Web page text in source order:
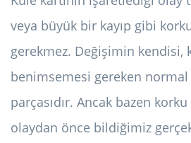
veya büyük bir kayıp gibi
gerekmez. Değişimin kendisi,
benimsemesi gereken
parçasıdır. Ancak bazen
olaydan önce bildiğimiz